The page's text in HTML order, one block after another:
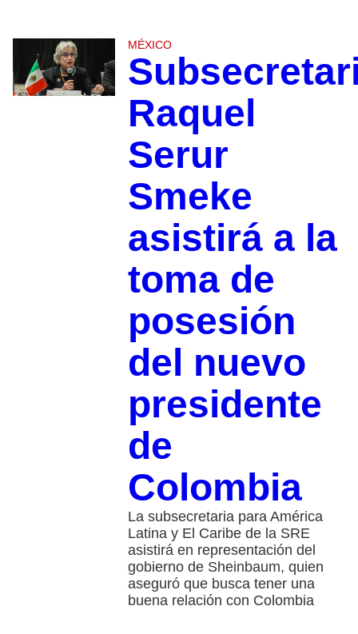
MÉXICO
Raquel
Serur
Smeke
asistirá a la
toma de
posesión
del nuevo
presidente
de
Colombia
La subsecretaria para América
Latina y El Caribe de la SRE
asistirá en representación del
gobierno de Sheinbaum, quien
aseguró que busca tener una
buena relación con Colombia